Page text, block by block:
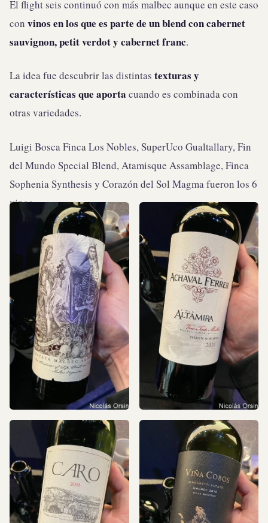
El flight seis continuó con más malbec aunque en este caso
con vinos en los que es parte de un blend con cabernet
sauvignon, petit verdot y cabernet franc.
La idea fue descubrir las distintas texturas y
características que aporta cuando es combinada con
otras variedades.
Luigi Bosca Finca Los Nobles, SuperUco Gualtallary, Fin
del Mundo Special Blend, Atamisque Assamblage, Finca
Sophenia Synthesis y Corazón del Sol Magma fueron los 6
vinos.